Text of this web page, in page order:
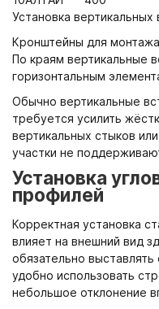
Установка вертикальных
Кронштейны для
По краям вертикальные
горизонтальным
Обычно вертикальные
требуется усилить
вертикальных стыков
участки не
Установка
профилей
Корректная установка
влияет на внешний вид
обязательно
удобно использовать
небольшое отклонение